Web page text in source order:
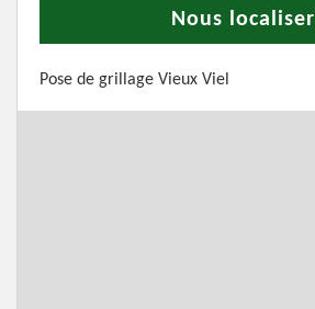
Nous localiser
Pose de grillage Vieux Viel